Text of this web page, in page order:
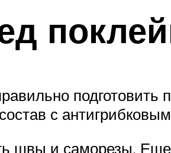
подготовить
с
швы и саморезы.